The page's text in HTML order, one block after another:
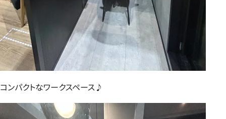
コンパクトなワークスペース♪